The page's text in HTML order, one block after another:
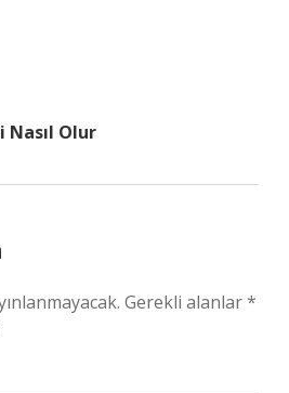
Nasıl Olur
Gerekli alanlar*